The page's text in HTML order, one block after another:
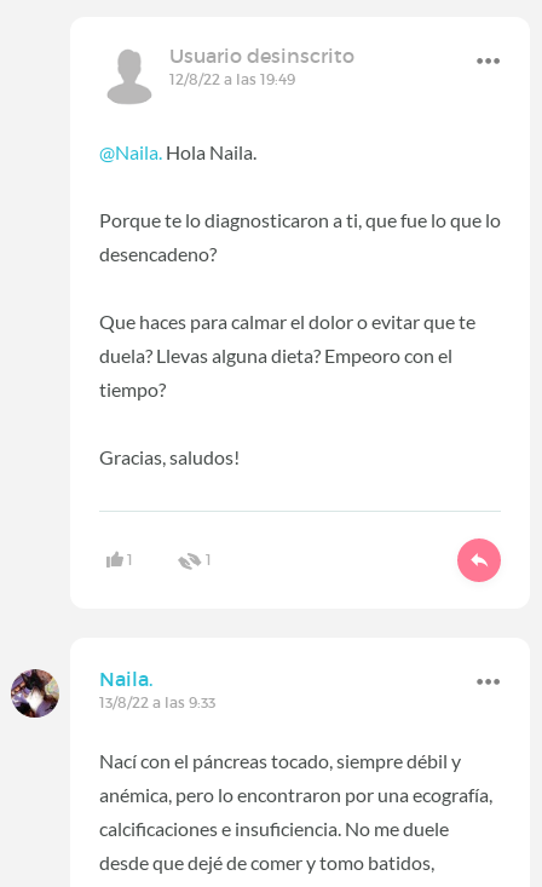
Usuario desinscrito
12/8/22 a las 19:49
@Naila. Hola Naila.
Porque te lo diagnosticaron a ti, que fue lo que lo
desencadeno?
Que haces para calmar el dolor o evitar que te
duela? Llevas alguna dieta? Empeoro con el
tiempo?
Gracias, saludos!
1 1
Naila.
13/8/22 a las 9:33
Nací con el páncreas tocado, siempre débil y
anémica, pero lo encontraron por una ecografía,
calcificaciones e insuficiencia. No me duele
desde que dejé de comer y tomo batidos,